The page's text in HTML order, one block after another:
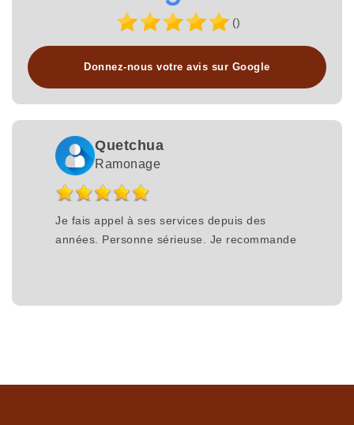
()
Donnez-nous votre avis sur Google
Quetchua
Ramonage
Je fais appel à ses services depuis des
années. Personne sérieuse. Je recommande